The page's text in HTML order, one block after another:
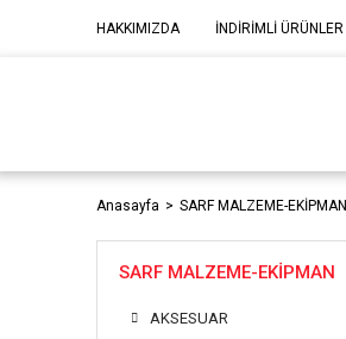
HAKKIMIZDA İNDİRİMLİ ÜRÜNLER
Anasayfa SARF MALZEME-EKİPMAN
SARF MALZEME-EKİPMAN
AKSESUAR